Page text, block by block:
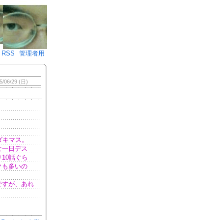
♪)÷2
RSS 管理者用
06/29 (日)
マス。
日デス
話ぐら
も多いの
が、あれ